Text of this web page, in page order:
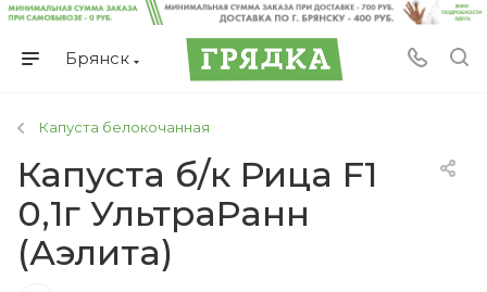
Брянск
Капуста белокочанная
Капуста б/к Рица F1
0,1г УльтраРанн
(Аэлита)